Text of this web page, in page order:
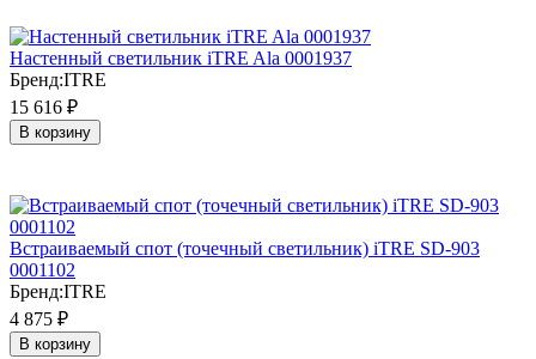
Настенный светильник iTRE Ala 0001937
Бренд:ITRE
15 616 ₽
В корзину
Встраиваемый спот (точечный светильник) iTRE SD-903
0001102
Бренд:ITRE
4 875 ₽
В корзину